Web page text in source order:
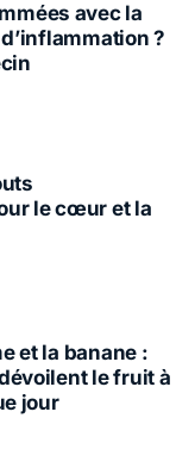
avec la
?
le cœur et la
et la banane :
le fruit à
jour